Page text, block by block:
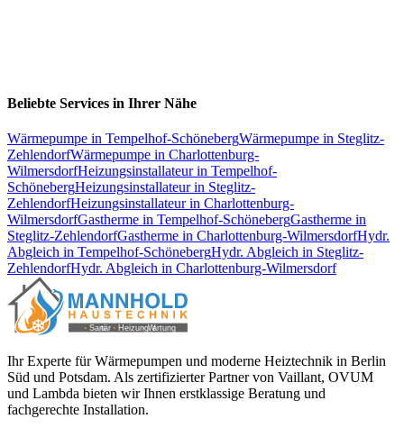
Beliebte Services in Ihrer Nähe
Wärmepumpe in Tempelhof-SchönebergWärmepumpe in Steglitz-
ZehlendorfWärmepumpe in Charlottenburg-
WilmersdorfHeizungsinstallateurin Tempelhof-
SchönebergHeizungsinstallateurin Steglitz-
ZehlendorfHeizungsinstallateurin Charlottenburg-
WilmersdorfGastherme in Tempelhof-SchönebergGastherme in
Steglitz-ZehlendorfGastherme in Charlottenburg-WilmersdorfHydr.
Abgleich in Tempelhof-SchönebergHydr. Abgleich in Steglitz-
ZehlendorfHydr. Abgleich in Charlottenburg-Wilmersdorf
Ihr Experte für Wärmepumpen und moderne Heiztechnik in Berlin
Süd und Potsdam. Als zertifizierter Partner von Vaillant, OVUM
und Lambda bieten wir Ihnen erstklassige Beratung und
fachgerechte Installation.